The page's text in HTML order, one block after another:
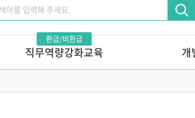
환급/비환급
직무역량강화교육 개
이유있는 문제행동?!
인연수